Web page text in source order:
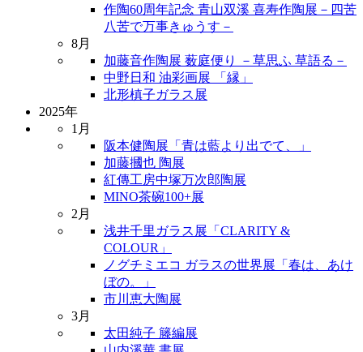
作陶60周年記念 青山双溪 喜寿作陶展－四苦
八苦で万事きゅうす－
8月
加藤音作陶展 薮庭便り －草思ふ 草語る－
中野日和 油彩画展 「縁」
北形槙子ガラス展
2025年
1月
阪本健陶展「青は藍より出でて、」
加藤摑也 陶展
紅傳工房中塚万次郎陶展
MINO茶碗100+展
2月
浅井千里ガラス展「CLARITY &
COLOUR」
ノグチミエコ ガラスの世界展「春は、あけ
ぼの。」
市川恵大陶展
3月
太田純子 籐編展